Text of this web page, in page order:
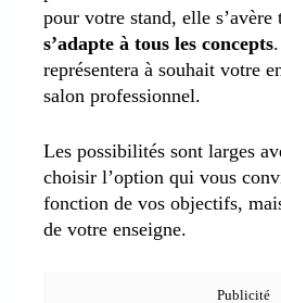
pour votre stand, elle
s’adapte à tous les concepts
représentera à souhait votre
salon professionnel.
Les possibilités sont larges
choisir l’option qui vous
fonction de vos objectifs,
de votre enseigne.